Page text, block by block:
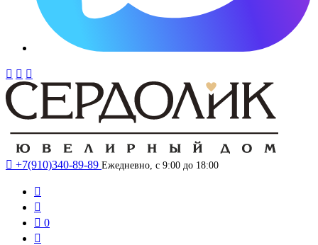
  
 +7(910)340-89-89 Ежедневно, с 9:00 до 18:00


 0
